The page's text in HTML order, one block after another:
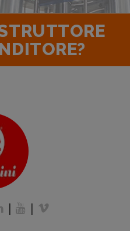
| |